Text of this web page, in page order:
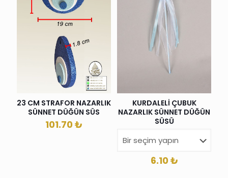
23 CM STRAFOR NAZARLIK
SÜNNET DÜĞÜN SÜS
101.70₺
KURDALELİ ÇUBUK
NAZARLIK SÜNNET DÜĞÜN
SÜSÜ
6.10₺